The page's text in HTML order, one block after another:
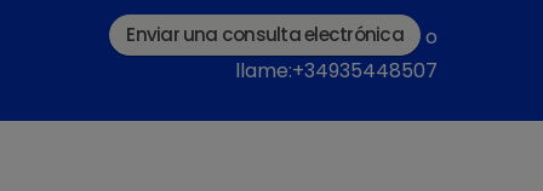
Enviar una consulta electrónica
o
llame:+34935448507